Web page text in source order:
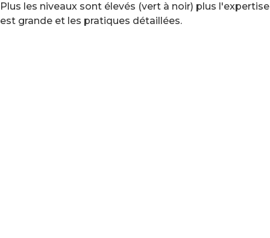
Plus les niveaux sont élevés (vert à noir) plus l'expertise
est grande et les pratiques détaillées.